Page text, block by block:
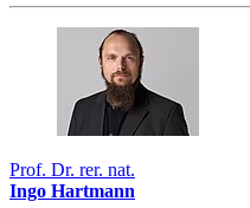
Prof. Dr. rer. nat.
Ingo Hartmann